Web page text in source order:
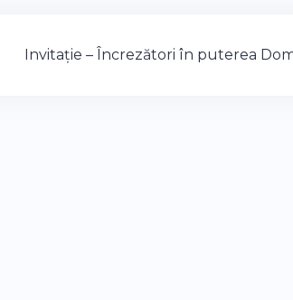
Invitație – Încrezători în puterea